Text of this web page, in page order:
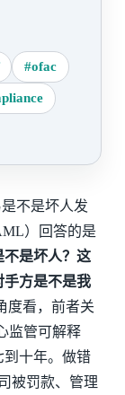
#ofac
不是坏人发
）回答的是
不是坏人？这
手方是不是我
度看，前者关
监管可解释
十年。做错
被罚款、管理